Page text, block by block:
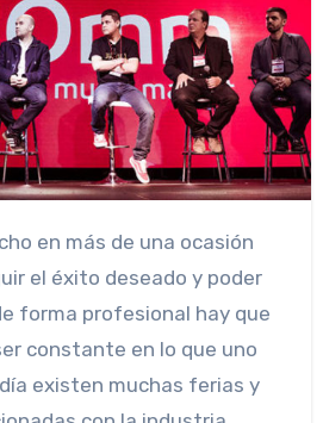
el éxito deseado y poder
forma profesional hay que
constante en lo que uno
existen muchas ferias y